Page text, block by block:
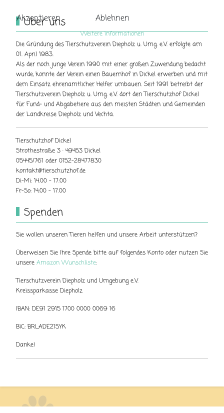
Über uns
Die Gründung des Tierschutzverein Diepholz u. Umg. e.V. erfolgte am
01. April 1983.
Als der noch junge Verein 1990 mit einer großen Zuwendung bedacht
wurde, konnte der Verein einen Bauernhof in Dickel erwerben und mit
dem Einsatz ehrenamtlicher Helfer umbauen. Seit 1991 betreibt der
Tierschutzverein Diepholz u. Umg. e.V. dort den Tierschutzhof Dickel
für Fund- und Abgabetiere aus den meisten Städten und Gemeinden
der Landkreise Diepholz und Vechta.
Tierschutzhof Dickel
Strothestraße 3 · 49453 Dickel
05445/761 oder 0152-28477830
kontakt@tierschutzhof.de
Di-Mi: 14.00 - 17.00
Fr-So: 14.00 - 17.00
Spenden
Sie wollen unseren Tieren helfen und unsere Arbeit unterstützen?
Überweisen Sie Ihre Spende bitte auf folgendes Konto oder nutzen Sie
unsere Amazon Wunschliste:
Tierschutzverein Diepholz und Umgebung e.V.
Kreissparkasse Diepholz
IBAN: DE91 2915 1700 0000 0069 16
BIC: BRLADE21SYK
Danke!
Akzeptieren Ablehnen
Weitere Informationen